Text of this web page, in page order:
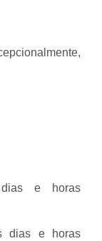
e horas
dias e horas